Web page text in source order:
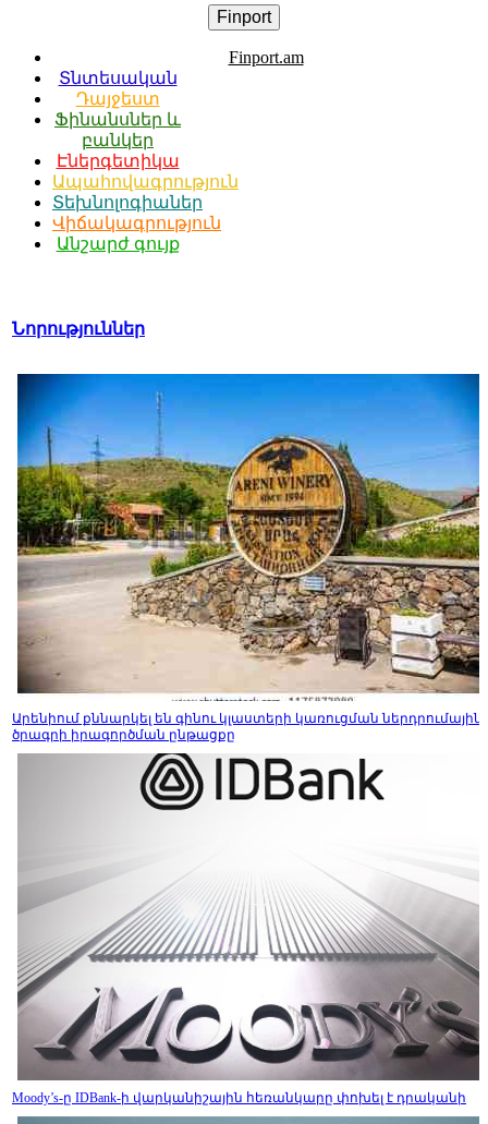
Finport
Finport.am
Տնտեսական
Դայջեստ
Ֆինանսներ և
բանկեր
Էներգետիկա
Ապահովագրություն
Տեխնոլոգիաներ
Վիճակագրություն
Անշարժ գույք
Նորություններ
Արենիում քննարկել են գինու կլաստերի կառուցման ներդրումային
ծրագրի իրագործման ընթացքը
Moody’s-ը IDBank-ի վարկանիշային հեռանկարը փոխել է դրականի